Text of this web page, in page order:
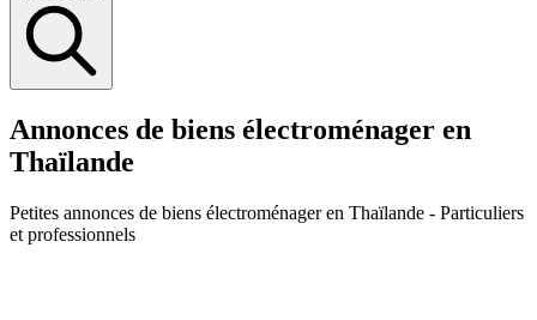
Annonces de biens électroménager en
Thaïlande
Petites annonces de biens électroménager en Thaïlande - Particuliers
et professionnels